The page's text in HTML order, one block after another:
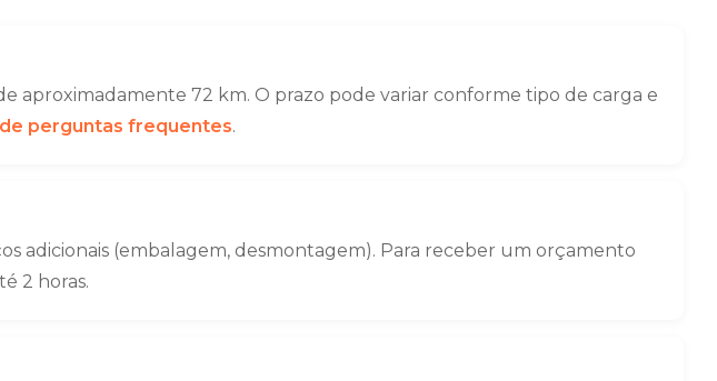
aproximadamente 72 km. O prazo pode variar conforme tipo de carga e
perguntas frequentes.
adicionais (embalagem, desmontagem). Para receber um orçamento
2 horas.